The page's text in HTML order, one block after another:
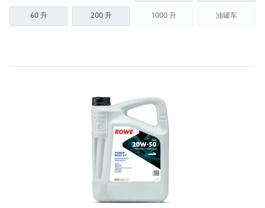
60 升 200 升 1000 升(Not available) 油罐车
(Not